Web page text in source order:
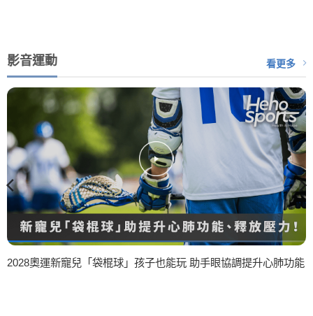
影音運動 看更多
2028奧運新寵兒「袋棍球」孩子也能玩 助手眼協調提升心肺功能